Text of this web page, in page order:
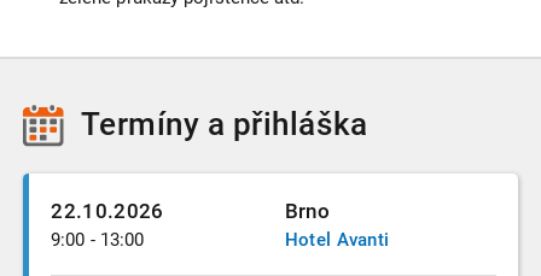
Termíny a přihláška
22.10.2026 Brno
Hotel Avanti
9:00 - 13:00